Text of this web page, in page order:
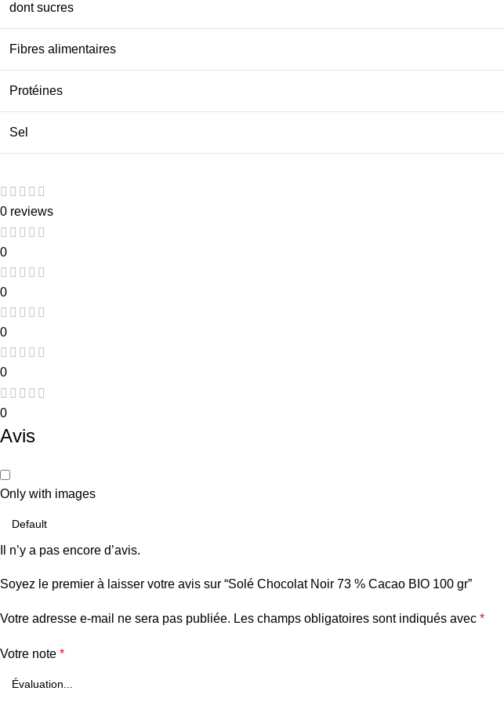
dont sucres
Fibres alimentaires
Protéines
Sel
0 reviews
0
0
0
0
0
Avis
Only with images
Il n’y a pas encore d’avis.
Soyez le premier à laisser votre avis sur “Solé Chocolat Noir 73 % Cacao BIO 100 gr”
Votre adresse e-mail ne sera pas publiée. Les champs obligatoires sont indiqués avec *
Votre note *